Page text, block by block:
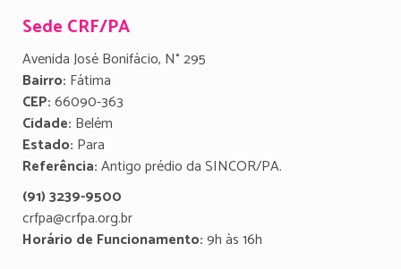
Sede CRF/PA
Avenida José Bonifácio, N° 295
Bairro: Fátima
CEP:66090-363
Cidade: Belém
Estado: Para
Referência:Antigo prédio da SINCOR/PA.
(91) 3239-9500
crfpa@crfpa.org.br
Horário de Funcionamento:9h às 16h